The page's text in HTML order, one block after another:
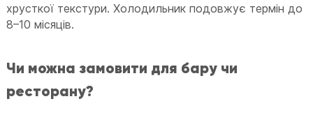
хрусткої текстури. Холодильник подовжує термін до
8–10 місяців.
Чи можна замовити для бару чи
ресторану?